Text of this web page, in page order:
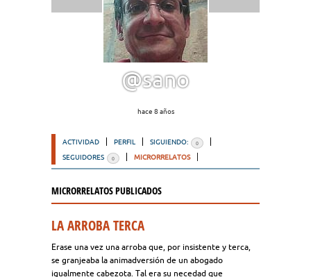
@sano
hace 8 años
ACTIVIDAD PERFIL SIGUIENDO: 0
SEGUIDORES 0 MICRORRELATOS
MICRORRELATOS PUBLICADOS
LA ARROBA TERCA
Erase una vez una arroba que, por insistente y terca,
se granjeaba la animadversión de un abogado
igualmente cabezota. Tal era su necedad que